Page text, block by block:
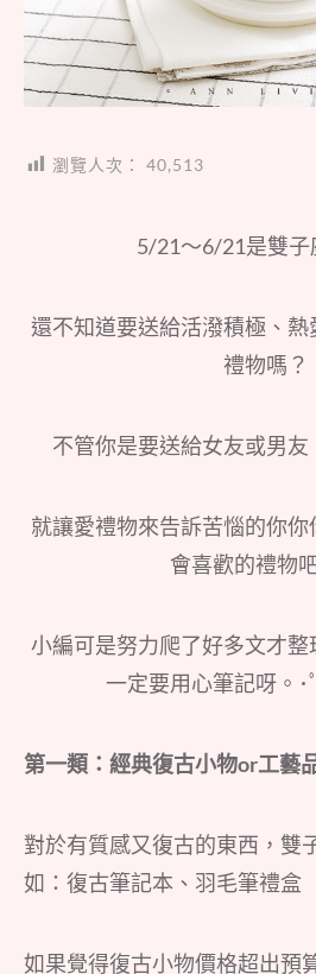
瀏覽人次： 40,513
5/21～6/21是雙子
還不知道要送給活潑積極、
禮物嗎？
不管你是要送給女友或男
就讓愛禮物來告訴苦惱的你
會喜歡的禮物
小編可是努力爬了好多文才
一定要用心筆記呀。･
第一類：經典復古小物or工藝
對於有質感又復古的東西，雙
如：復古筆記本、羽毛筆禮盒
如果覺得復古小物價格超出預